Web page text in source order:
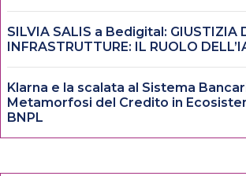
SILVIA SALIS a Bedigital: GIUSTIZIA
INFRASTRUTTURE: IL RUOLO
Klarna e la scalata al Sistema
Metamorfosi del Credito in
BNPL